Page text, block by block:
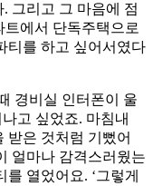
그리고 그 마음에 점
트에서 단독주택으로
티를 하고 싶어서였다
경비실 인터폰이 울
고 싶었죠. 마침내
받은 것처럼 기뻤어
얼마나 감격스러웠는
열었어요. ‘그렇게